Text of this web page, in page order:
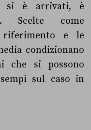
si è arrivati, è
Scelte come
riferimento e le
condizionano
che si possono
sul caso in